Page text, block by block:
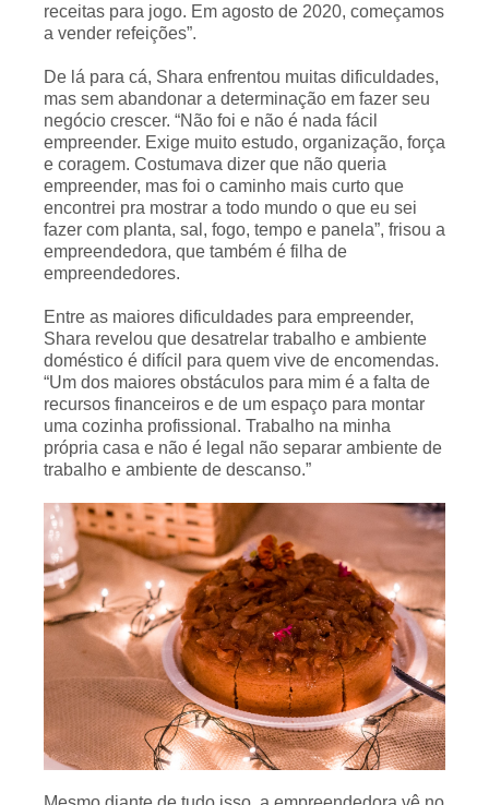
receitas para jogo. Em agosto de 2020, começamos
a vender refeições”.
De lá para cá, Shara enfrentou muitas dificuldades,
mas sem abandonar a determinação em fazer seu
negócio crescer. “Não foi e não é nada fácil
empreender. Exige muito estudo, organização, força
e coragem. Costumava dizer que não queria
empreender, mas foi o caminho mais curto que
encontrei pra mostrar a todo mundo o que eu sei
fazer com planta, sal, fogo, tempo e panela”, frisou a
empreendedora, que também é filha de
empreendedores.
Entre as maiores dificuldades para empreender,
Shara revelou que desatrelar trabalho e ambiente
doméstico é difícil para quem vive de encomendas.
“Um dos maiores obstáculos para mim é a falta de
recursos financeiros e de um espaço para montar
uma cozinha profissional. Trabalho na minha
própria casa e não é legal não separar ambiente de
trabalho e ambiente de descanso.”